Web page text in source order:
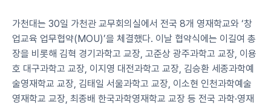
가천대는 30일 가천관 교무회의실에서 전국 8개 영재학교와 ‘창
업교육 업무협약(MOU)’을 체결했다. 이날 협약식에는 이길여 총
장을 비롯해 김혁 경기과학고 교장, 고준상 광주과학고 교장, 이용
호 대구과학고 교장, 이지영 대전과학고 교장, 김승환 세종과학예
술영재학교 교장, 김태일 서울과학고 교장, 이소현 인천과학예술
영재학교 교장, 최종배 한국과학영재학교 교장 등 전국 과학·영재